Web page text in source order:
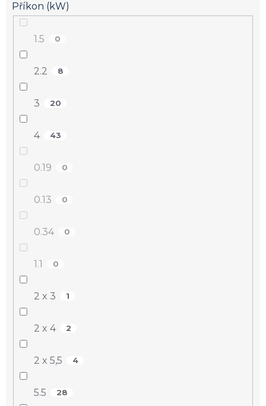
Příkon (kW)
1.5 0
2.2 8
3 20
4 43
0.19 0
0.13 0
0.34 0
1.1 0
2 x 3 1
2 x 4 2
2 x 5,5 4
5.5 28